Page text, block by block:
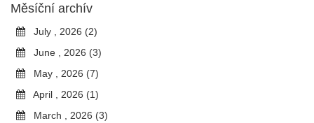
Měsíční archív
July , 2026 (2)
June , 2026 (3)
May , 2026 (7)
April , 2026 (1)
March , 2026 (3)